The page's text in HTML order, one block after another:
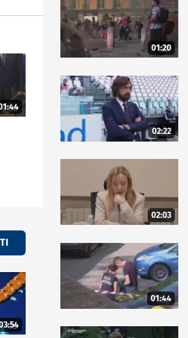
01:20
02:22
02:03
01:44